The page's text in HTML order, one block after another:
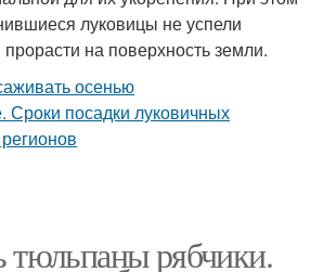
луковицы не успели
на поверхность земли.
тюльпаны рябчики.